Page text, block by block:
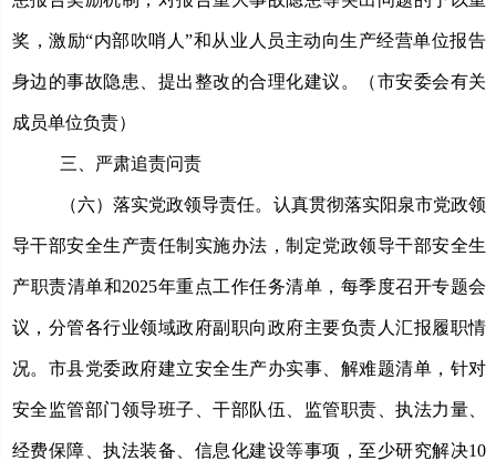
奖，激励“内部吹哨人”和从业人员主动向生产经营单位报告
身边的事故隐患、提出整改的合理化建议。 （市安委会有关
成员单位负责）
三、严肃追责问责
（六）落实党政领导责任。 认真贯彻落实阳泉市党政领
导干部安全生产责任制实施办法，制定党政领导干部安全生
产职责清单和2025年重点工作任务清单，每季度召开专题会
议，分管各行业领域政府副职向政府主要负责人汇报履职情
况。市县党委政府建立安全生产办实事、解难题清单，针对
安全监管部门领导班子、干部队伍、监管职责、执法力量、
经费保障、执法装备、信息化建设等事项，至少研究解决10